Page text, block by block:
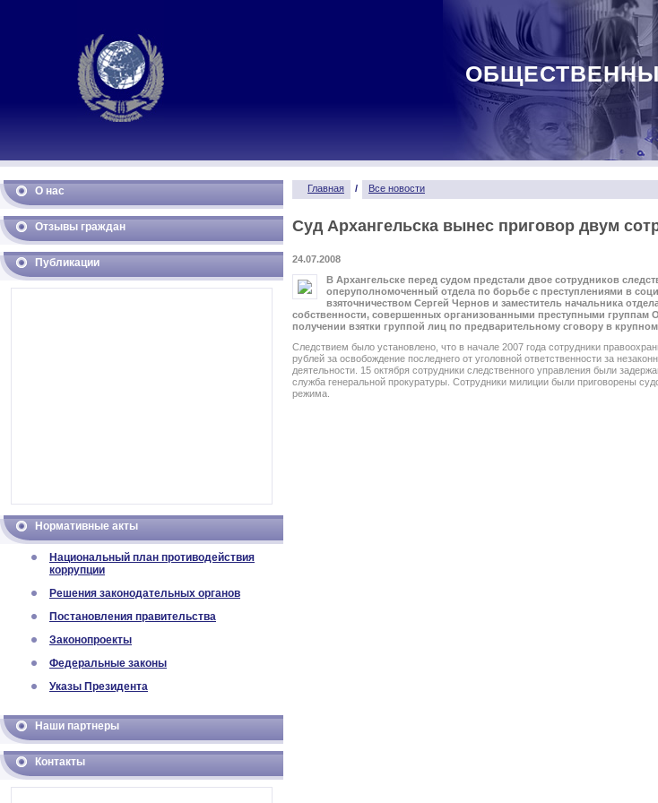
О нас
Отзывы граждан
Публикации
Нормативные акты
Национальный план противодействия
коррупции
Решения законодательных органов
Постановления правительства
Законопроекты
Федеральные законы
Указы Президента
Наши партнеры
Контакты
Главная / Все новости
Суд Архангельска вынес приговор двум
24.07.2008
В Архангельске перед судом предстали двое сотрудников
оперуполномоченный отдела по борьбе с преступлениями в
взяточничеством Сергей Чернов и заместитель начальника
собственности, совершенных организованными преступными
получении взятки группой лиц по предварительному сговору в
Следствием было установлено, что в начале 2007 года сотрудники
рублей за освобождение последнего от уголовной ответственности за
деятельности. 15 октября сотрудники следственного управления были
служба генеральной прокуратуры. Сотрудники милиции были приговорены
режима.